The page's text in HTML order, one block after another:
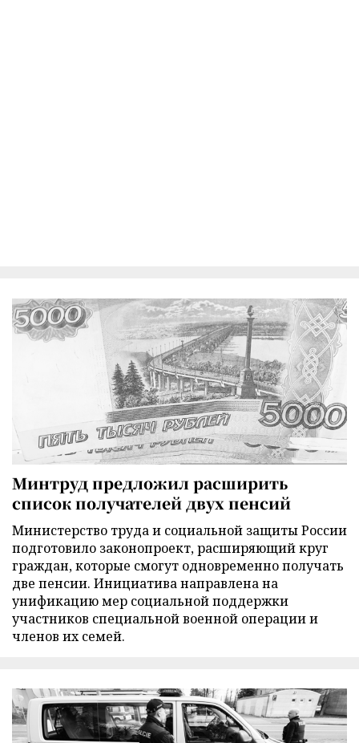
Минтруд предложил расширить
список получателей двух пенсий
Министерство труда и социальной защиты России
подготовило законопроект, расширяющий круг
граждан, которые смогут одновременно получать
две пенсии. Инициатива направлена на
унификацию мер социальной поддержки
участников специальной военной операции и
членов их семей.